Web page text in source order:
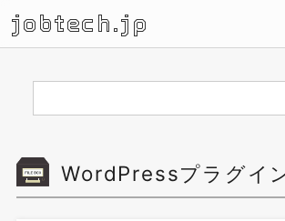
jobtech.jp
WordPressプラグイ